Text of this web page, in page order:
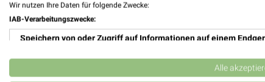
381,21 km
Regenstauf, Deutschland
Wir nutzen Ihre Daten für folgende Zwecke:
IAB-Verarbeitungszwecke:
Speichern von oder Zugriff auf Informationen auf einem
Verwendung reduzierter Daten zur Auswahl von Werbeanzeigen
Alle